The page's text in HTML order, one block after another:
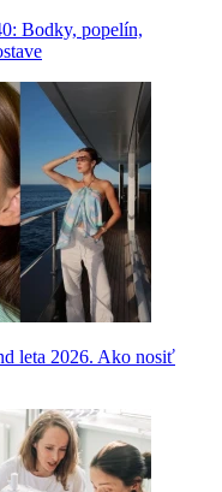
Bodky, popelín,
leta 2026. Ako nosiť